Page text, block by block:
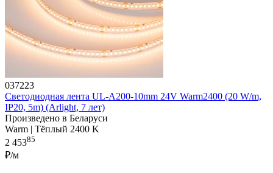
037223
Светодиодная лента UL-A200-10mm 24V Warm2400 (20 W/m,
IP20, 5m) (Arlight, 7 лет)
Произведено в Беларуси
Warm | Тёплый 2400 K
2 45385
₽/м